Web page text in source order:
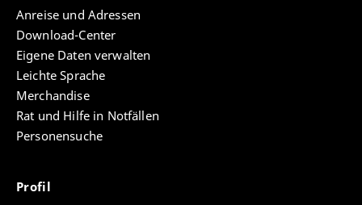
Anreise und Adressen
Download-Center
Eigene Daten verwalten
Leichte Sprache
Merchandise
Rat und Hilfe in Notfällen
Personensuche
Profil